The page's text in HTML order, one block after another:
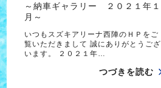
～納車ギャラリー ２０２１年１
月～
いつもスズキアリーナ西陣のＨＰをご
覧いただきまして 誠にありがとうござ
います。 ２０２１年…
つづきを読む